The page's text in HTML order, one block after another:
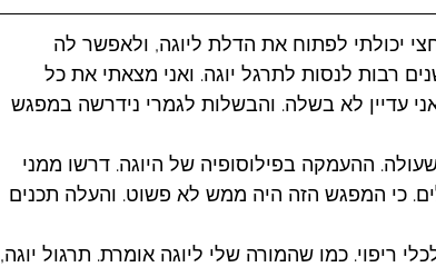
יכולתי לפתוח את הדלת ליוגה, ולאפשר לה
רבות לנסות לתרגל יוגה. ואני מצאתי את כל
עדיין לא בשלה. והבשלות לגמרי נידרשה במפגש
ההעמקה בפילוסופיה של היוגה. דרשו ממני
כי המפגש הזה היה ממש לא פשוט. והעלה תכנים
ריפוי. כמו שהמורה שלי ליוגה אומרת. תרגול יוגה,